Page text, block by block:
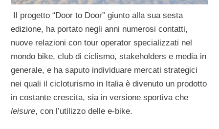
Il progetto “Door to Door” giunto alla sua sesta
edizione, ha portato negli anni numerosi contatti,
nuove relazioni con tour operator specializzati nel
mondo bike, club di ciclismo, stakeholders e media in
generale, e ha saputo individuare mercati strategici
nei quali il cicloturismo in Italia è divenuto un prodotto
in costante crescita, sia in versione sportiva che
leisure, con l’utilizzo delle e-bike.